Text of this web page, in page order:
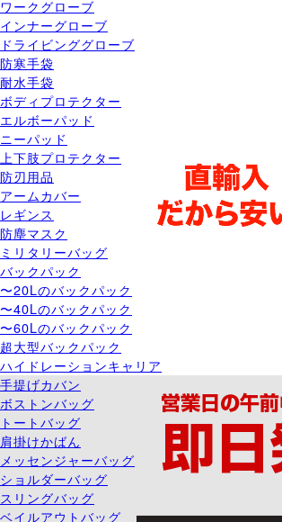
ワークグローブ
インナーグローブ
ドライビンググローブ
防寒手袋
耐水手袋
ボディプロテクター
エルボーパッド
ニーパッド
上下肢プロテクター
防刃用品
アームカバー
レギンス
防塵マスク
ミリタリーバッグ
バックパック
〜20Lのバックパック
〜40Lのバックパック
〜60Lのバックパック
超大型バックパック
ハイドレーションキャリア
手提げカバン
ボストンバッグ
トートバッグ
肩掛けかばん
メッセンジャーバッグ
ショルダーバッグ
スリングバッグ
ベイルアウトバッグ